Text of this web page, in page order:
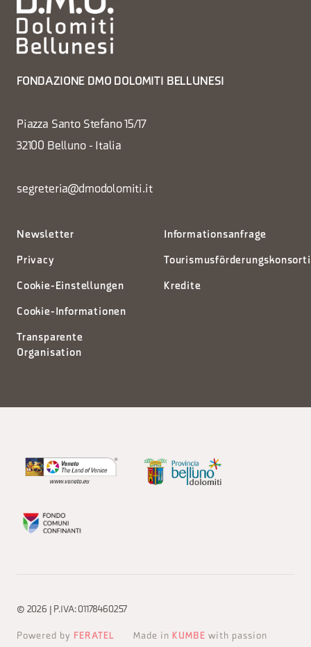
FONDAZIONE DMO DOLOMITI BELLUNESI
Piazza Santo Stefano 15/17
32100 Belluno - Italia
segreteria@dmodolomiti.it
Newsletter
Privacy
Cookie-Einstellungen
Cookie-Informationen
Transparente
Organisation
Informationsanfrage
Kredite
© 2026 | P.IVA: 01178460257
Powered by FERATEL Made in KUMBE with passion